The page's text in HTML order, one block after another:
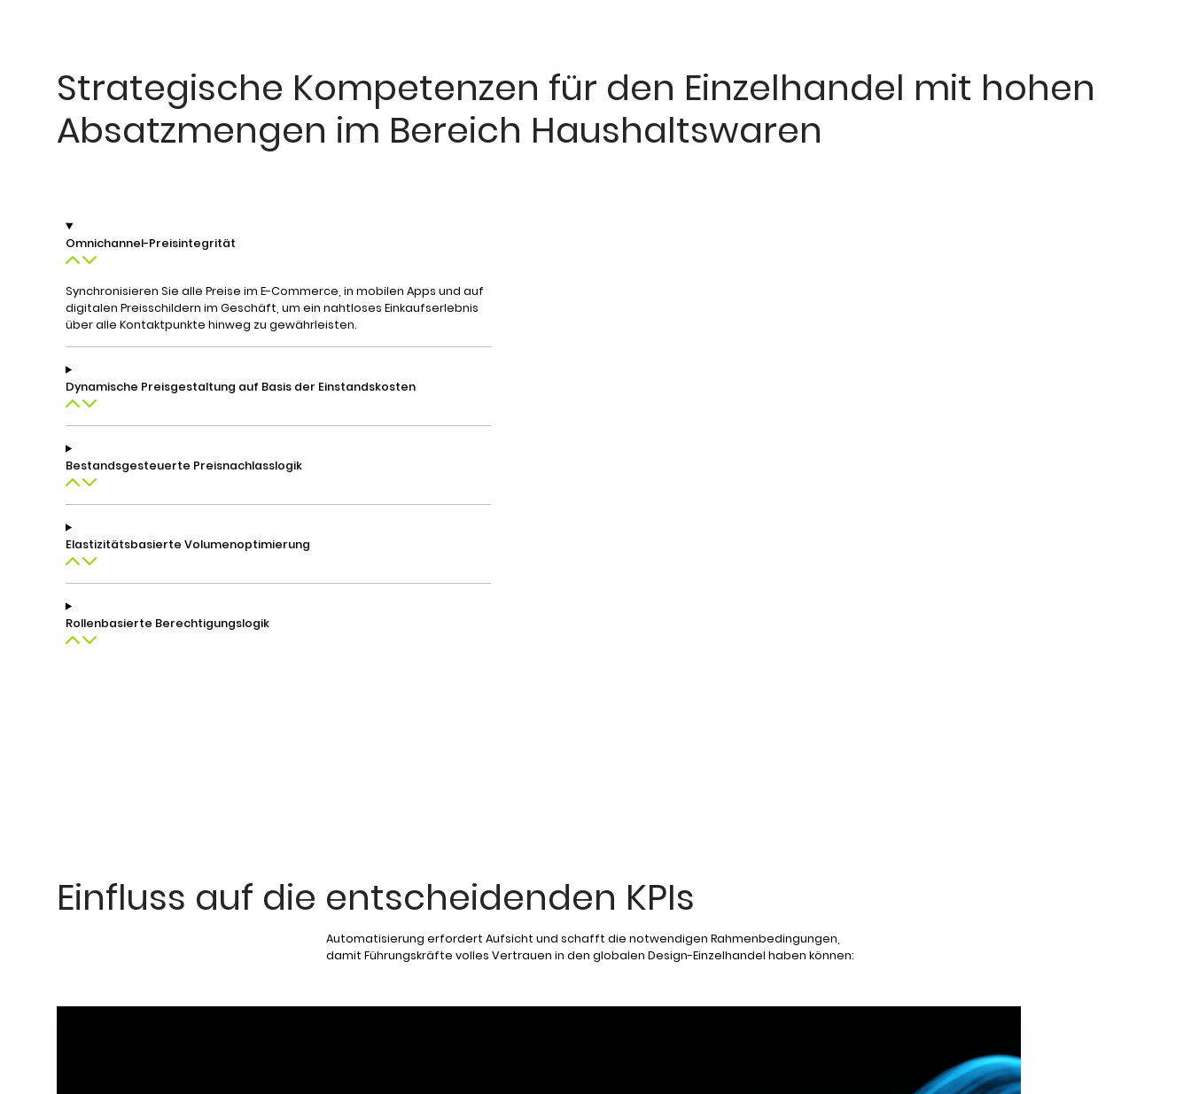
Strategische Kompetenzen für den Einzelhandel mit hohen
Absatzmengen im Bereich Haushaltswaren
Omnichannel-Preisintegrität
Synchronisieren Sie alle Preise im E-Commerce, in mobilen Apps und auf
digitalen Preisschildern im Geschäft, um ein nahtloses Einkaufserlebnis
über alle Kontaktpunkte hinweg zu gewährleisten.
Dynamische Preisgestaltung auf Basis der Einstandskosten
Bestandsgesteuerte Preisnachlasslogik
Elastizitätsbasierte Volumenoptimierung
Rollenbasierte Berechtigungslogik
Einfluss auf die entscheidenden KPIs
Automatisierung erfordert Aufsicht und schafft die notwendigen Rahmenbedingungen,
damit Führungskräfte volles Vertrauen in den globalen Design-Einzelhandel haben können: